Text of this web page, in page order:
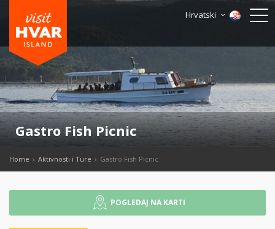
Hrvatski
Gastro Fish Picnic
Home Aktivnosti i Ture Gastro Fish Picnic
POGLEDAJ NA KARTI